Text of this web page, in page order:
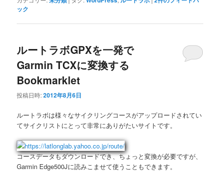
ック
ルートラボGPXを一発で
Garmin TCXに変換する
Bookmarklet
投稿日時:2012年8月6日
ルートラボは様々なサイクリングコースがアップロードされてい
てサイクリストにとって非常にありがたいサイトです。
コースデータもダウンロードでき、ちょっと変換が必要ですが、
Garmin Edge500Jに読みこませて使うこともできます。